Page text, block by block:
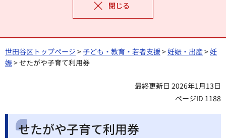
閉じる
世田谷区トップページ >子ども・教育・若者支援>妊娠・出産>妊
娠> せたがや子育て利用券
最終更新日 2026年1月13日
ページID 1188
せたがや子育て利用券